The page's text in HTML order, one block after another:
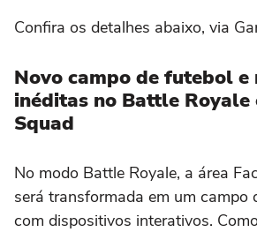
Confira os detalhes abaixo, via
Novo campo de futebol e
inéditas no Battle Royale
Squad
No modo Battle Royale, a área
será transformada em um campo
com dispositivos interativos.